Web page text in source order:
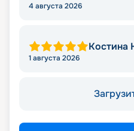
4 августа 2026
Костина
1 августа 2026